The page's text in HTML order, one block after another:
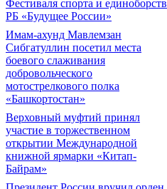
Фестиваля спорта и единоборств
РБ «Будущее России»
Имам-ахунд Мавлемзан
Сибгатуллин посетил места
боевого слаживания
добровольческого
мотострелкового полка
«Башкортостан»
Верховный муфтий принял
участие в торжественном
открытии Международной
книжной ярмарки «Китап-
Байрам»